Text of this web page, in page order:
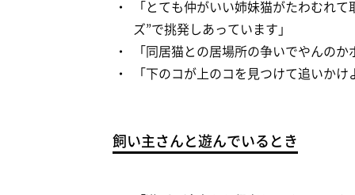
「とても仲がいい姉妹猫がたわむれ
ズ”で挑発しあっています」
「同居猫との居場所の争いでやんのか
「下のコが上のコを見つけて追いか
飼い主さんと遊んでいるとき